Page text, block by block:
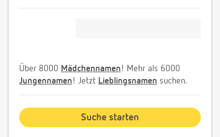
Über 8000 Mädchennamen! Mehr als 6000
Jungennamen! Jetzt Lieblingsnamen suchen.